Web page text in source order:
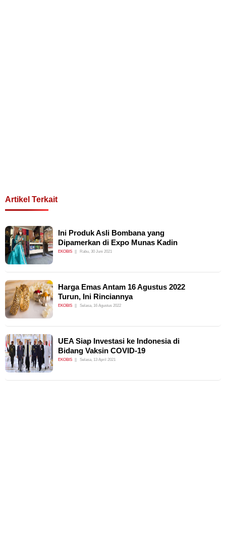
Artikel Terkait
Ini Produk Asli Bombana yang
Dipamerkan di Expo Munas Kadin
EKOBIS Rabu, 30 Juni 2021
Harga Emas Antam 16 Agustus 2022
Turun, Ini Rinciannya
EKOBIS Selasa, 16 Agustus 2022
UEA Siap Investasi ke Indonesia di
Bidang Vaksin COVID-19
EKOBIS Selasa, 13 April 2021